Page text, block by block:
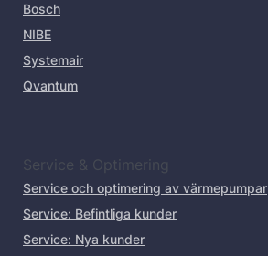
Bosch
NIBE
Systemair
Qvantum
Service & Optimering
Service och optimering av värmepumpar
Service: Befintliga kunder
Service: Nya kunder